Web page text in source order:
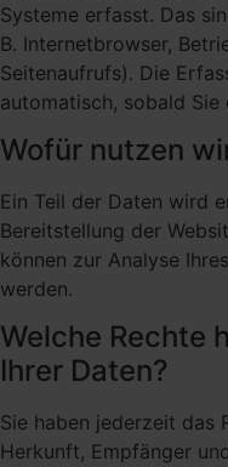
Systeme erfasst. Das
B. Internetbrowser,
Seitenaufrufs). Die
automatisch, sobald
Wofür nutzen
Ein Teil der Daten wird
Bereitstellung der
können zur Analyse
werden.
Welche Rechte
Ihrer Daten?
Sie haben jederzeit das
Herkunft, Empfänger